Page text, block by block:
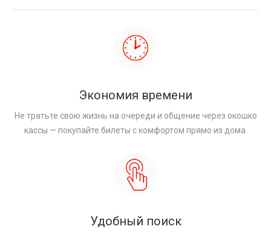
Экономия времени
Не тратьте свою жизнь на очереди и общение через окошко
кассы — покупайте билеты с комфортом прямо из дома.
Удобный поиск